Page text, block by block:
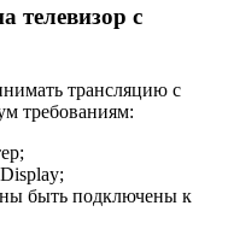
телевизор с
трансляцию с
требованиям:
быть подключены к